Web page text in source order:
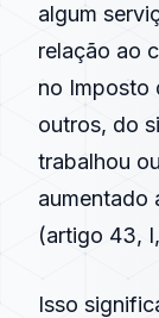
algum
relação ao
no Imposto
outros, do
trabalhou
aumentado
(artigo 43,
Isso